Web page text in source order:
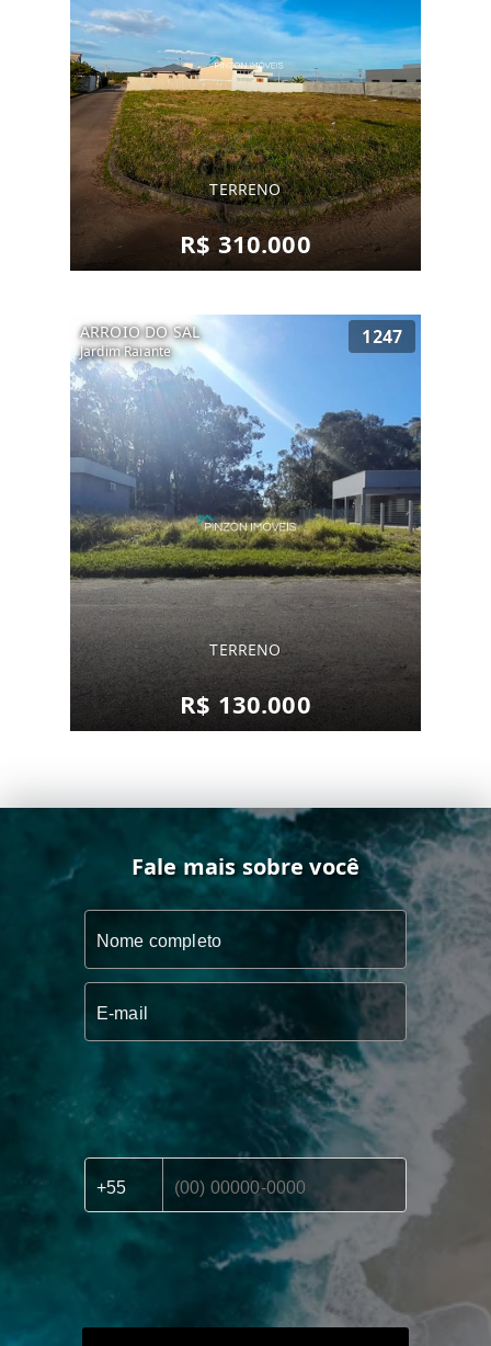
TERRENO
R$ 310.000
ARROIO DO SAL
Jardim Raiante
1247
TERRENO
R$ 130.000
Fale mais sobre você